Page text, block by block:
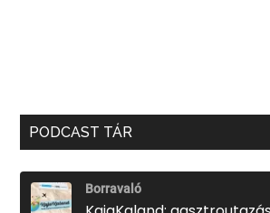
PODCAST TÁR
Borravaló